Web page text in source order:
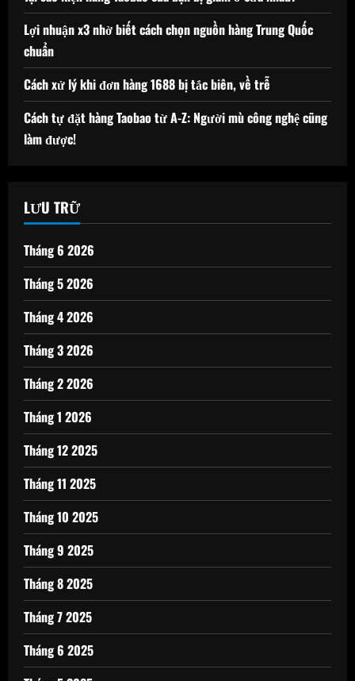
Lợi nhuận x3 nhờ biết cách chọn nguồn hàng Trung Quốc
chuẩn
Cách xử lý khi đơn hàng 1688 bị tắc biên, về trễ
Cách tự đặt hàng Taobao từ A-Z: Người mù công nghệ cũng
làm được!
LƯU TRỮ
Tháng 6 2026
Tháng 5 2026
Tháng 4 2026
Tháng 3 2026
Tháng 2 2026
Tháng 1 2026
Tháng 12 2025
Tháng 11 2025
Tháng 10 2025
Tháng 9 2025
Tháng 8 2025
Tháng 7 2025
Tháng 6 2025